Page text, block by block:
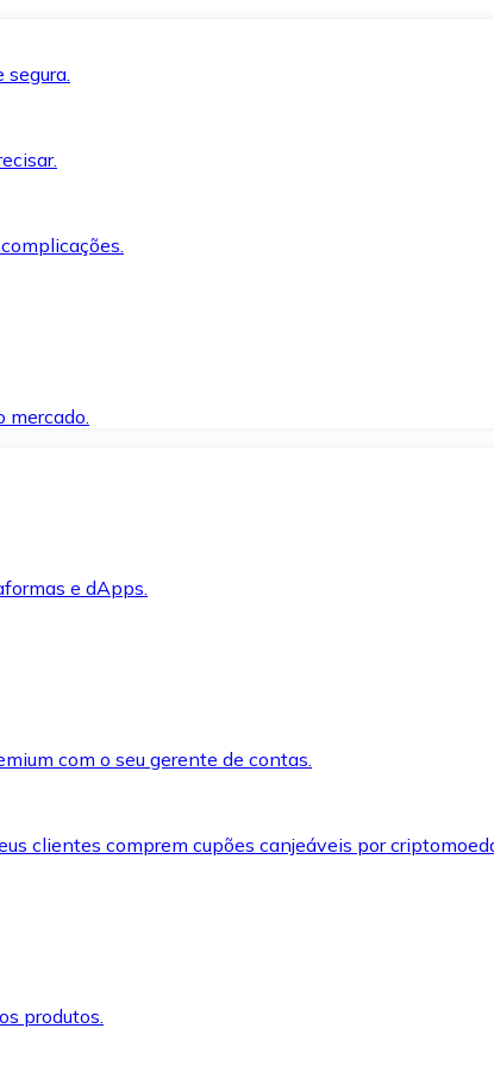
mercado.
e dApps.
com o seu gerente de contas.
clientes comprem cupões canjeáveis por
produtos.